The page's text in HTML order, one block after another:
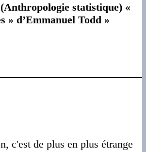
statistique) «
» d’Emmanuel Todd »
c'est de plus en plus étrange